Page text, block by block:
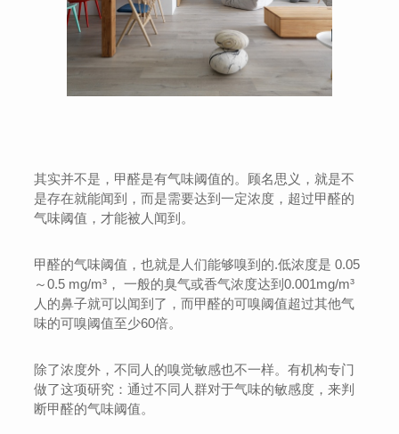
其实并不是，甲醛是有气味阈值的。顾名思义，就是不
是存在就能闻到，而是需要达到一定浓度，超过甲醛的
气味阈值，才能被人闻到。
甲醛的气味阈值，也就是人们能够嗅到的.低浓度是 0.05
～0.5 mg/m³， 一般的臭气或香气浓度达到0.001mg/m³
人的鼻子就可以闻到了，而甲醛的可嗅阈值超过其他气
味的可嗅阈值至少60倍。
除了浓度外，不同人的嗅觉敏感也不一样。有机构专门
做了这项研究：通过不同人群对于气味的敏感度，来判
断甲醛的气味阈值。